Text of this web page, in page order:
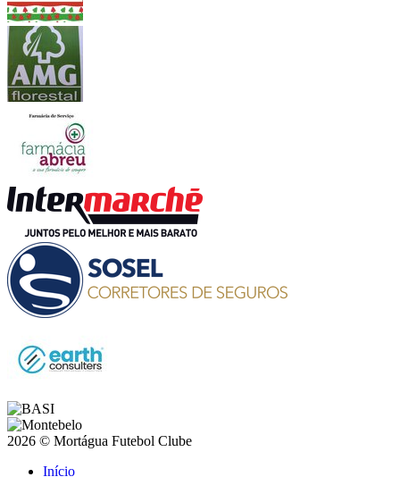
2026 © Mortágua Futebol Clube
Início